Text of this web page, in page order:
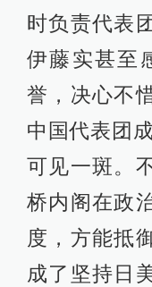
时负责代表
伊藤实甚至
誉，决心不
中国代表团
可见一斑。
桥内阁在政
度，方能抵
成了坚持日